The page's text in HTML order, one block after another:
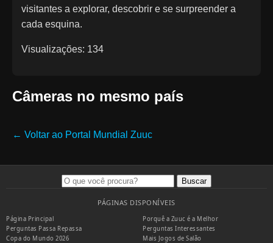
visitantes a explorar, descobrir e se surpreender a
cada esquina.
Visualizações: 134
Câmeras no mesmo país
← Voltar ao Portal Mundial Zuuc
Buscar
PÁGINAS DISPONÍVEIS
Página Principal
Porquê a Zuuc é a Melhor
Perguntas Passa Repassa
Perguntas Interessantes
Copa do Mundo 2026
Mais Jogos de Salão